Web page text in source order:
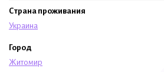
Страна проживания
Украина
Город
Житомир